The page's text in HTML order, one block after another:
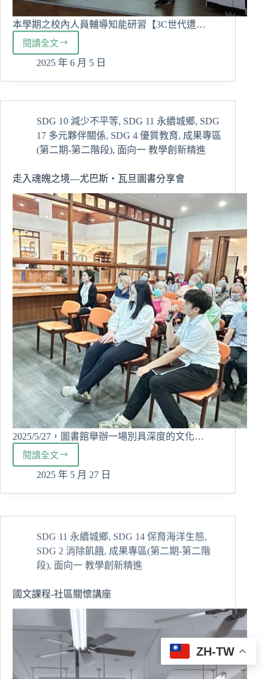
本學期之校內人員輔導知能研習【3C世代遭…
閱讀全文
導
師
知
研
習-3C
世
遭
遇
的
數
性
暴
力
相
關
現
況-
困
境
與
防
治
方
向
2025 年 6 月 5 日
SDG 10 減少不平等 SDG 11 永續城鄉 SDG
17 多元夥伴關係 SDG 4 優質教育 成果專區
(第二期-第二階段) 面向一 教學創新精進
走入魂魄之境—尤巴斯・瓦旦圖書分享會
2025/5/27，圖書館舉辦一場別具深度的文化…
閱讀全文
走
入
魄
—
尤
巴
斯・
旦
圖
分
會
2025 年 5 月 27 日
SDG 11 永續城鄉 SDG 14 保育海洋生態
SDG 2 消除飢餓
成果專區(第二期-第二階
段)
面向一 教學創新精進
國文課程-社區關懷講座
ZH-TW